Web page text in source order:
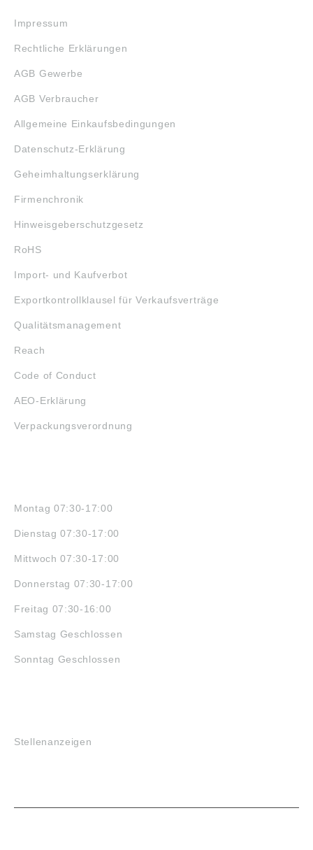
Impressum
Rechtliche Erklärungen
AGB Gewerbe
AGB Verbraucher
Allgemeine Einkaufsbedingungen
Datenschutz-Erklärung
Geheimhaltungserklärung
Firmenchronik
Hinweisgeberschutzgesetz
RoHS
Import- und Kaufverbot
Exportkontrollklausel für Verkaufsverträge
Qualitätsmanagement
Reach
Code of Conduct
AEO-Erklärung
Verpackungsverordnung
Montag 07:30-17:00
Dienstag 07:30-17:00
Mittwoch 07:30-17:00
Donnerstag 07:30-17:00
Freitag 07:30-16:00
Samstag Geschlossen
Sonntag Geschlossen
Stellenanzeigen